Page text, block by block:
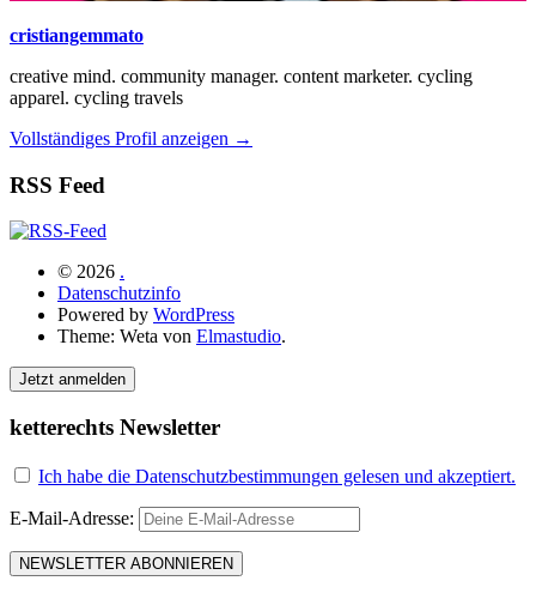
cristiangemmato
creative mind. community manager. content marketer. cycling
apparel. cycling travels
Vollständiges Profil anzeigen →
RSS Feed
© 2026 .
Datenschutzinfo
Powered by WordPress
Theme: Weta von Elmastudio.
Jetzt anmelden
ketterechts Newsletter
Ich habe die Datenschutzbestimmungen gelesen und akzeptiert.
E-Mail-Adresse: